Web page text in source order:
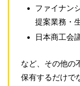
ファイナン
提案業務・
日本商工会
など、その他の
保有するだけで